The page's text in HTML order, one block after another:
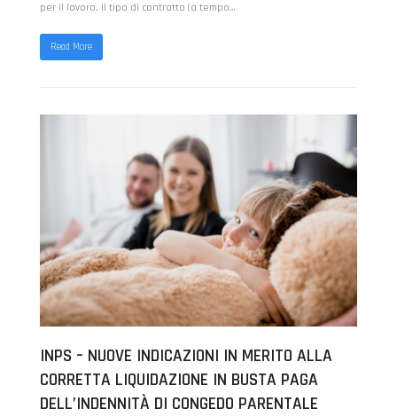
per il lavoro, il tipo di contratto (a tempo…
Read More
INPS – NUOVE INDICAZIONI IN MERITO ALLA
CORRETTA LIQUIDAZIONE IN BUSTA PAGA
DELL’INDENNITÀ DI CONGEDO PARENTALE